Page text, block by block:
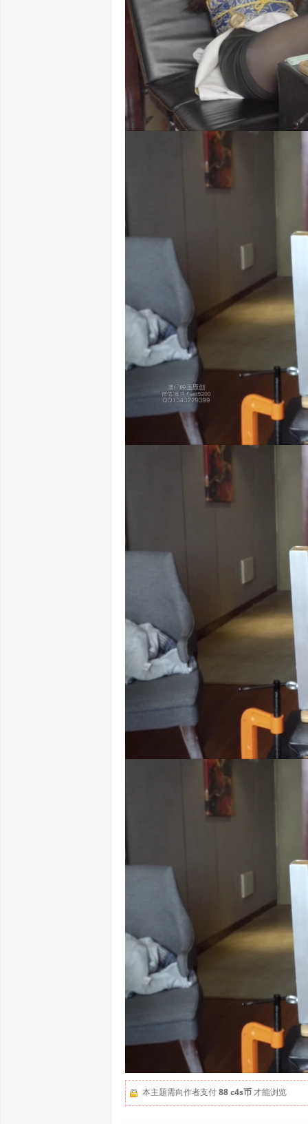
本主题需向作者支付88 c4s币才能浏览